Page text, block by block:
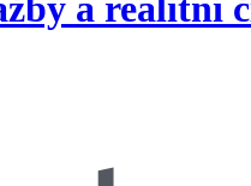
a realitní